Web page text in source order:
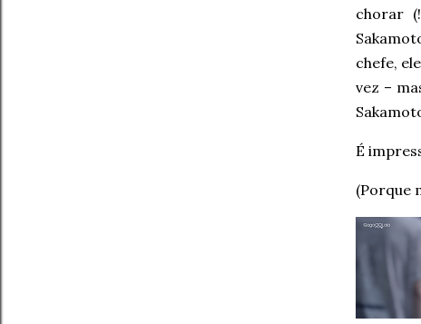
chorar
chefe,
vez –
É
(Porque